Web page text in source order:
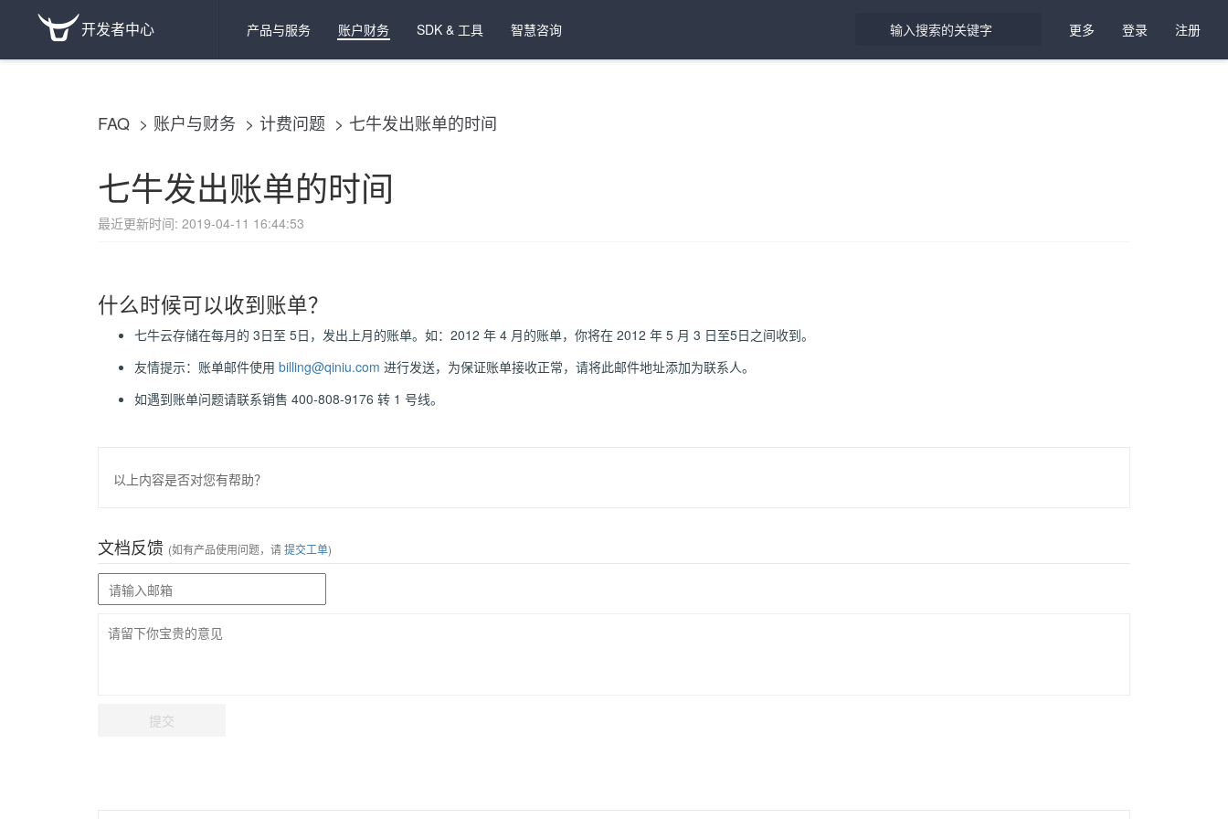
开发者中心 产品与服务 账户财务 SDK & 工具 智慧咨询 更多 登录 注册
FAQ 账户与财务 计费问题 七牛发出账单的时间
七牛发出账单的时间
最近更新时间: 2019-04-11 16:44:53
什么时候可以收到账单？
七牛云存储在每月的 3日至 5日，发出上月的账单。如：2012 年 4 月的账单，你将在 2012 年 5 月 3 日至5日之间收到。
友情提示：账单邮件使用 billing@qiniu.com 进行发送，为保证账单接收正常，请将此邮件地址添加为联系人。
如遇到账单问题请联系销售 400-808-9176 转 1 号线。
以上内容是否对您有帮助？
文档反馈 (如有产品使用问题，请提交工单)
提交